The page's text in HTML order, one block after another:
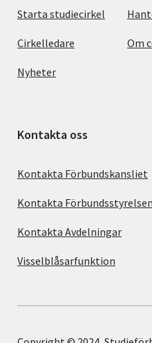
Starta studiecirkel
Cirkelledare
Nyheter
Om
Kontakta oss
Kontakta Förbundskansliet
Kontakta
Kontakta Avdelningar
Visselblåsarfunktion